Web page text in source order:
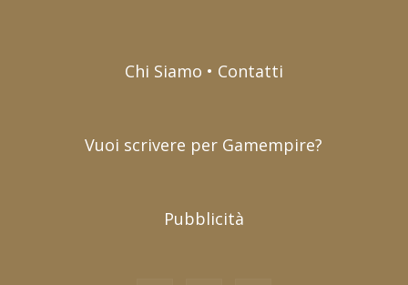
Chi Siamo • Contatti
Vuoi scrivere per Gamempire?
Pubblicità